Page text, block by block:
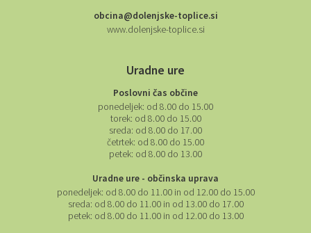
obcina@dolenjske-toplice.si
www.dolenjske-toplice.si
Uradne ure
Poslovni čas občine
ponedeljek: od 8.00 do 15.00
torek: od 8.00 do 15.00
sreda: od 8.00 do 17.00
četrtek: od 8.00 do 15.00
petek: od 8.00 do 13.00
Uradne ure - občinska uprava
ponedeljek: od 8.00 do 11.00 in od 12.00 do 15.00
sreda: od 8.00 do 11.00 in od 13.00 do 17.00
petek: od 8.00 do 11.00 in od 12.00 do 13.00